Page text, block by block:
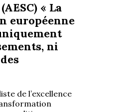
« La
européenne
ni
de l’excellence